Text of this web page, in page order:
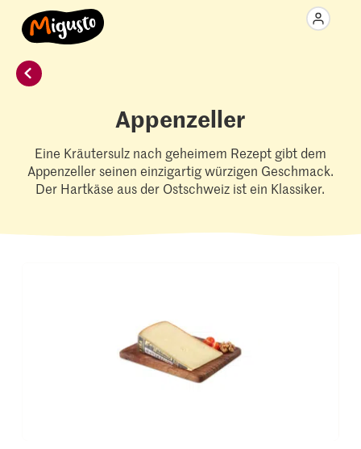
Appenzeller
Eine Kräutersulz nach geheimem Rezept gibt dem
Appenzeller seinen einzigartig würzigen Geschmack.
Der Hartkäse aus der Ostschweiz ist ein Klassiker.